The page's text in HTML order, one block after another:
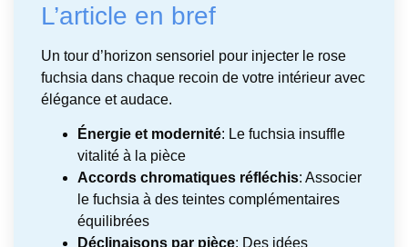
L’article en bref
Un tour d’horizon sensoriel pour injecter le rose
fuchsia dans chaque recoin de votre intérieur avec
élégance et audace.
Énergie et modernité: Le fuchsia insuffle
vitalité à la pièce
Accords chromatiques réfléchis: Associer
le fuchsia à des teintes complémentaires
équilibrées
Déclinaisons par pièce: Des idées